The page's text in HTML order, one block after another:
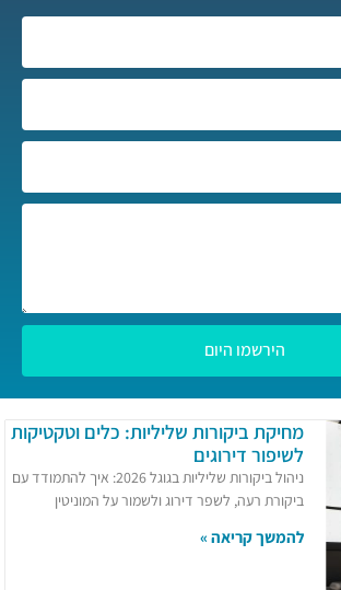
הירשמו היום
מחיקת ביקורות שליליות: כלים וטקטיקות
לשיפור דירוגים
ניהול ביקורות שליליות בגוגל 2026: איך להתמודד עם
ביקורת רעה, לשפר דירוג ולשמור על המוניטין
להמשך קריאה »